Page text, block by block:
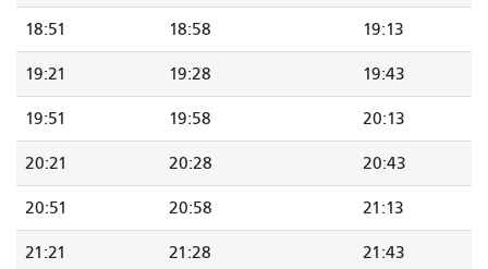
18:51 18:58 19:13
19:21 19:28 19:43
19:51 19:58 20:13
20:21 20:28 20:43
20:51 20:58 21:13
21:21 21:28 21:43